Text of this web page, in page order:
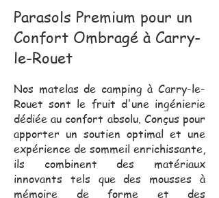
Parasols Premium pour un
Confort Ombragé à Carry-
le-Rouet
Nos matelas de camping à Carry-le-
Rouet sont le fruit d'une ingénierie
dédiée au confort absolu. Conçus pour
apporter un soutien optimal et une
expérience de sommeil enrichissante,
ils combinent des matériaux
innovants tels que des mousses à
mémoire de forme et des